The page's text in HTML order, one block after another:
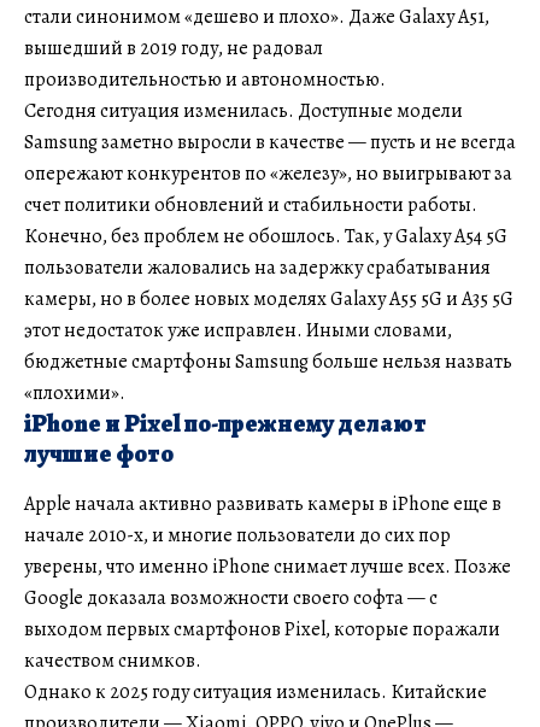
стали синонимом «дешево и плохо». Даже Galaxy A51,
вышедший в 2019 году, не радовал
производительностью и автономностью.
Сегодня ситуация изменилась. Доступные модели
Samsung заметно выросли в качестве — пусть и не всегда
опережают конкурентов по «железу», но выигрывают за
счет политики обновлений и стабильности работы.
Конечно, без проблем не обошлось. Так, у Galaxy A54 5G
пользователи жаловались на задержку срабатывания
камеры, но в более новых моделях Galaxy A55 5G и A35 5G
этот недостаток уже исправлен. Иными словами,
бюджетные смартфоны Samsung больше нельзя назвать
«плохими».
iPhone и Pixel по-прежнему делают
лучшие фото
Apple начала активно развивать камеры в iPhone еще в
начале 2010-х, и многие пользователи до сих пор
уверены, что именно iPhone снимает лучше всех. Позже
Google доказала возможности своего софта — с
выходом первых смартфонов Pixel, которые поражали
качеством снимков.
Однако к 2025 году ситуация изменилась. Китайские